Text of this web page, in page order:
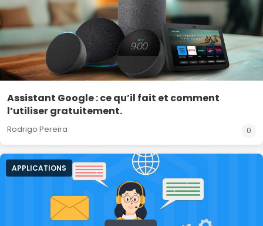
Assistant Google : ce qu’il fait et comment
l’utiliser gratuitement.
Rodrigo Pereira 0
APPLICATIONS